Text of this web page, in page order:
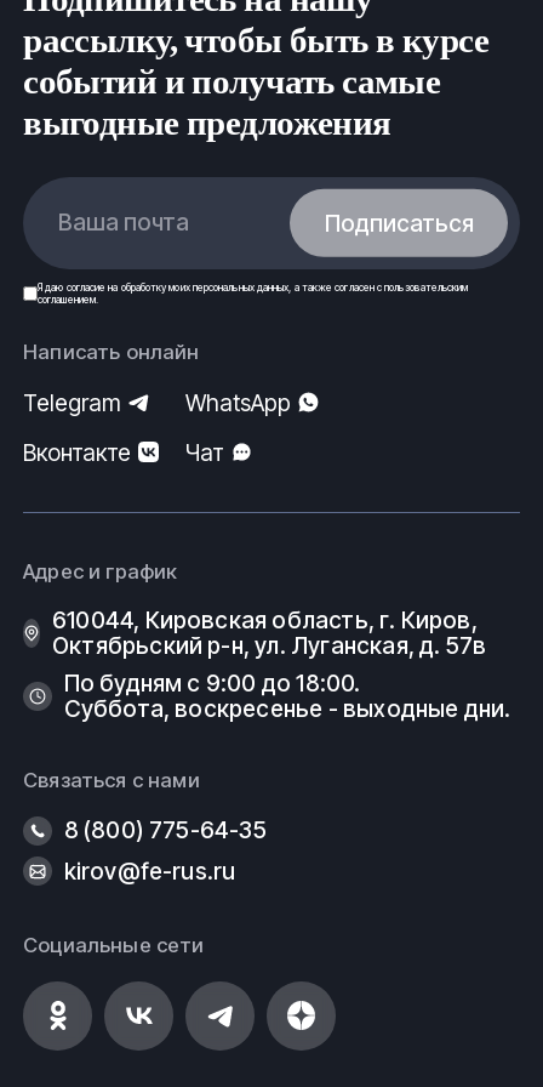
рассылку, чтобы быть в курсе
событий и получать самые
выгодные предложения
Ваша почта Подписаться
Я даю согласие на обработку моих персональных данных , а также согласен спользовательским
соглашением.
Написать онлайн
Telegram
WhatsApp
Вконтакте
Чат
Адрес и график
610044, Кировская область, г. Киров, ​
Октябрьский р-н, ​ул. Луганская, д. 57в
По будням с 9:00 до 18:00.
Суббота, воскресенье - выходные дни.
Связаться с нами
8 (800) 775-64-35
kirov@fe-rus.ru
Социальные сети